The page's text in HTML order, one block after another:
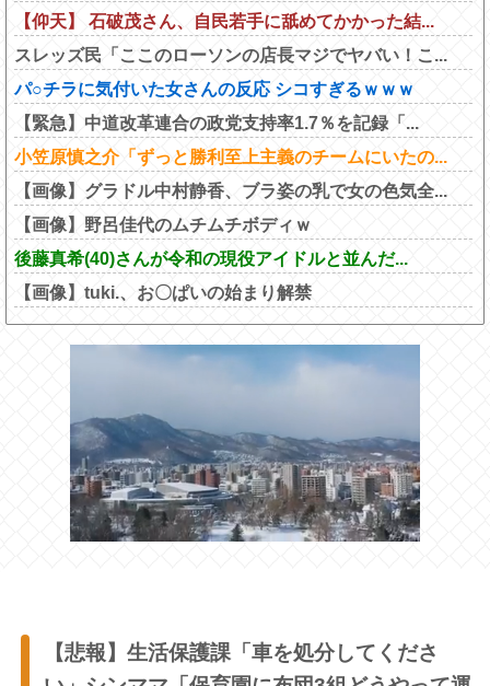
【仰天】 石破茂さん、自民若手に舐めてかかった結...
スレッズ民「ここのローソンの店長マジでヤバい！こ...
パ○チラに気付いた女さんの反応 シコすぎるｗｗｗ
【緊急】中道改革連合の政党支持率1.7％を記録「...
小笠原慎之介「ずっと勝利至上主義のチームにいたの...
【画像】グラドル中村静香、ブラ姿の乳で女の色気全...
【画像】野呂佳代のムチムチボディｗ
後藤真希(40)さんが令和の現役アイドルと並んだ...
【画像】tuki.、お〇ぱいの始まり解禁
【悲報】生活保護課「車を処分してくださ